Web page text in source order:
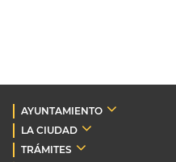
AYUNTAMIENTO
LA CIUDAD
TRÁMITES